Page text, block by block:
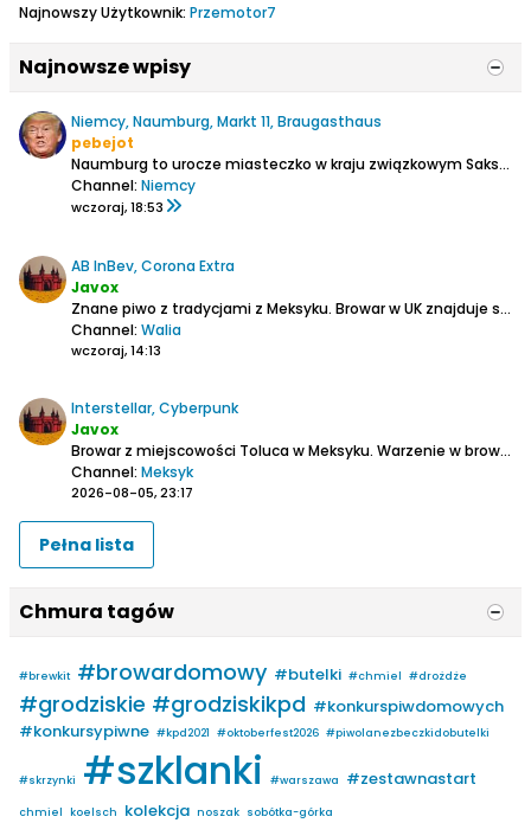
Najnowszy Użytkownik: Przemotor7
Najnowsze wpisy
Niemcy, Naumburg, Markt 11, Braugasthaus
pebejot
Naumburg to urocze miasteczko w kraju związkowym Saksonia-Anhalt, położone 45 km na południe od Lipska.
Channel: Niemcy
wczoraj, 18:53
AB InBev, Corona Extra
Javox
Znane piwo z tradycjami z Meksyku. Browar w UK znajduje się w Walii w miejscowości Magor (blisko Cardiff).
Channel: Walia
wczoraj, 14:13
Interstellar, Cyberpunk
Javox
Browar z miejscowości Toluca w Meksyku. Warzenie w browarze w UE.
Channel: Meksyk
2026-08-05, 23:17
Pełna lista
Chmura tagów
#brewkit #browardomowy #butelki #chmiel #drożdże
#grodziskie #grodziskikpd #konkurspiwdomowych
#konkursypiwne #kpd2021 #oktoberfest2026 #piwolanezbeczkidobutelki
#skrzynki #szklanki #warszawa #zestawnastart
chmiel koelsch kolekcja noszak sobótka-górka